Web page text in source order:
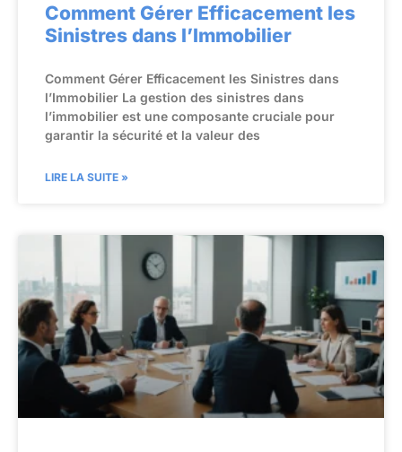
Comment Gérer Efficacement les
Sinistres dans l’Immobilier
Comment Gérer Efficacement les Sinistres dans
l’Immobilier La gestion des sinistres dans
l’immobilier est une composante cruciale pour
garantir la sécurité et la valeur des
LIRE LA SUITE »